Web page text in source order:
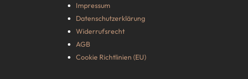
Impressum
Datenschutzerklärung
Widerrufsrecht
AGB
Cookie Richtlinien (EU)